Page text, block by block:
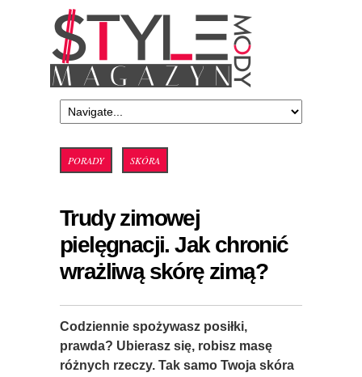
PORADY SKÓRA
Trudy zimowej
pielęgnacji. Jak chronić
wrażliwą skórę zimą?
Codziennie spożywasz posiłki,
prawda? Ubierasz się, robisz masę
różnych rzeczy. Tak samo Twoja skóra